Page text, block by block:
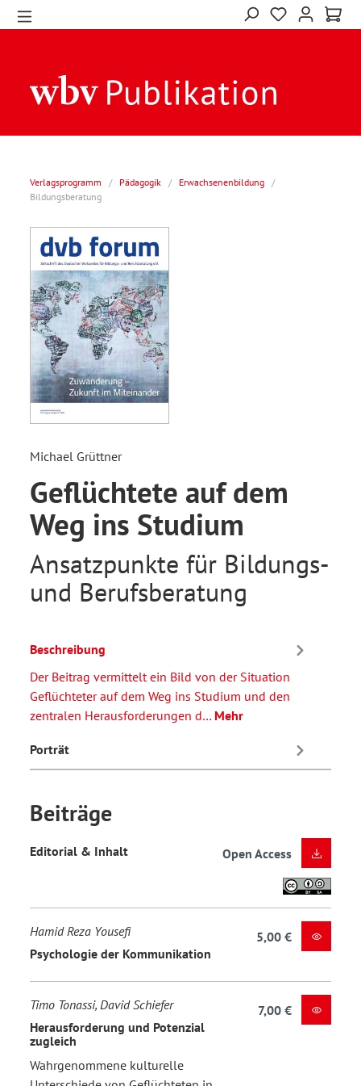
Verlagsprogramm / Pädagogik / Erwachsenenbildung /
Bildungsberatung
Michael Grüttner
Geflüchtete auf dem
Weg ins Studium
Ansatzpunkte für Bildungs-
und Berufsberatung
Beschreibung
Der Beitrag vermittelt ein Bild von der Situation
Geflüchteter auf dem Weg ins Studium und den
zentralen Herausforderungen d… Mehr
Porträt
Beiträge
Editorial & Inhalt Open Access
Hamid Reza Yousefi
Psychologie der Kommunikation
5,00 €
Timo Tonassi, David Schiefer
Herausforderung und Potenzial
zugleich
Wahrgenommene kulturelle
7,00 €